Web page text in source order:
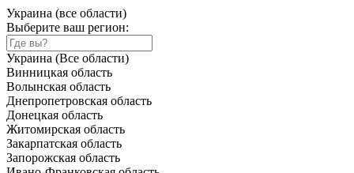
Украина (все области)
Выберите ваш регион:
Украина (Все области)
Винницкая область
Волынская область
Днепропетровская область
Донецкая область
Житомирская область
Закарпатская область
Запорожская область